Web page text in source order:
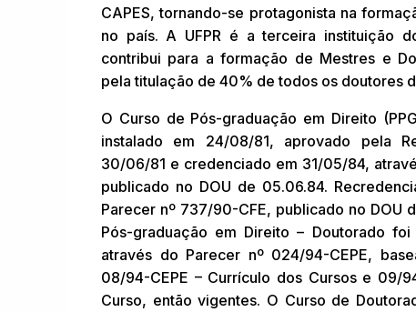
CAPES, tornando-se protagonista na
no país. A UFPR é a terceira instituição
contribui para a formação de Mestres e
pela titulação de 40% de todos os doutores
O Curso de Pós-graduação em Direito
instalado em 24/08/81, aprovado pela
30/06/81 e credenciado em 31/05/84,
publicado no DOU de 05.06.84.
Parecer nº 737/90-CFE, publicado no DOU
Pós-graduação em Direito – Doutorado
através do Parecer nº 024/94-CEPE,
08/94-CEPE – Currículo dos Cursos e 09/
Curso, então vigentes. O Curso de